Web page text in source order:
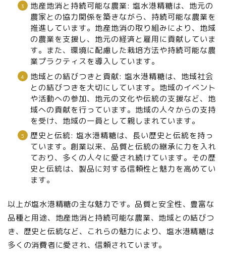
地産地消と持続可能な農業: 塩水港精糖は、地元の
農家との協力関係を築きながら、持続可能な農業を
推進しています。地産地消の取り組みにより、地域
の農業を支援し、地元の経済と雇用に貢献していま
す。また、環境に配慮した栽培方法や持続可能な農
業プラクティスを導入しています。
地域との結びつきと貢献: 塩水港精糖は、地域社会
との結びつきを大切にしています。地域のイベント
や活動への参加、地元の文化や伝統の支援など、地
域への貢献を行っています。地域の人々からの支持
を受け、地域の一員として親しまれています。
歴史と伝統: 塩水港精糖は、長い歴史と伝統を持っ
ています。創業以来、品質と伝統の継承に力を入れ
ており、多くの人々に愛され続けています。その歴
史と伝統は、製品に対する信頼性と魅力を高めてい
ます。
以上が塩水港精糖の主な魅力です。品質と安全性、豊富な
品種と用途、地産地消と持続可能な農業、地域との結びつ
き、歴史と伝統など、これらの魅力により、塩水港精糖は
多くの消費者に愛され、信頼されています。